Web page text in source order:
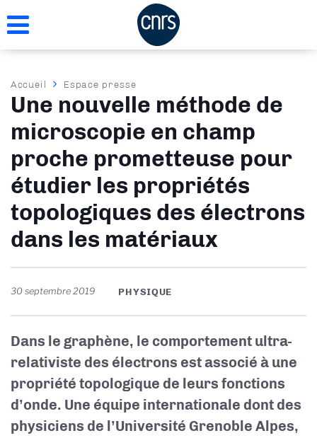
au
Fil
d'Ariane
Accueil Espace presse
Une nouvelle méthode de
microscopie en champ
proche prometteuse pour
étudier les propriétés
topologiques des électrons
dans les matériaux
30 septembre 2019 PHYSIQUE
Dans le graphène, le comportement ultra-
relativiste des électrons est associé à une
propriété topologique de leurs fonctions
d’onde. Une équipe internationale dont des
physiciens de l’Université Grenoble Alpes,